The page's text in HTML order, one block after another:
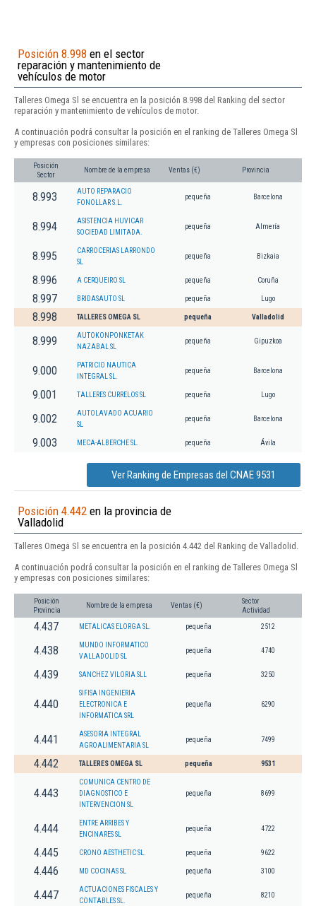
Posición 8.998 en el sector
reparación y mantenimiento de
vehículos de motor
Talleres Omega Sl se encuentra en la posición 8.998 del Ranking del sector
reparación y mantenimiento de vehículos de motor.
A continuación podrá consultar la posición en el ranking de Talleres Omega Sl
y empresas con posiciones similares:
Posición
Sector
Nombre de la empresa Ventas (€) Provincia
8.993
AUTO REPARACIO
FONOLLAR S.L.
pequeña Barcelona
8.994
ASISTENCIA HUVICAR
SOCIEDAD LIMITADA.
pequeña Almería
8.995
CARROCERIAS LARRONDO
SL
pequeña Bizkaia
8.996 A CERQUEIRO SL pequeña Coruña
8.997 BRIDASAUTO SL pequeña Lugo
8.998 TALLERES OMEGA SL pequeña Valladolid
8.999
AUTOKONPONKETAK
NAZABAL SL
pequeña Gipuzkoa
9.000
PATRICIO NAUTICA
INTEGRAL SL.
pequeña Barcelona
9.001 TALLERES CURRELOS SL pequeña Lugo
9.002
AUTOLAVADO ACUARIO
SL
pequeña Barcelona
9.003 MECA-ALBERCHE SL. pequeña Ávila
Ver Ranking de Empresas del CNAE 9531
Posición 4.442 en la provincia de
Valladolid
Talleres Omega Sl se encuentra en la posición 4.442 del Ranking de Valladolid.
A continuación podrá consultar la posición en el ranking de Talleres Omega Sl
y empresas con posiciones similares:
Posición
Provincia
Nombre de la empresa Ventas (€)
Sector
Actividad
4.437 METALICAS ELORGA SL. pequeña 2512
4.438
MUNDO INFORMATICO
VALLADOLID SL
pequeña 4740
4.439 SANCHEZ VILORIA SLL pequeña 3250
4.440
SIFISA INGENIERIA
ELECTRONICA E
INFORMATICA SRL
pequeña 6290
4.441
ASESORIA INTEGRAL
AGROALIMENTARIA SL
pequeña 7499
4.442 TALLERES OMEGA SL pequeña 9531
4.443
COMUNICA CENTRO DE
DIAGNOSTICO E
INTERVENCION SL
pequeña 8699
4.444
ENTRE ARRIBES Y
ENCINARES SL
pequeña 4722
4.445 CRONO AESTHETIC SL. pequeña 9622
4.446 MD COCINAS SL pequeña 3100
4.447
ACTUACIONES FISCALES Y
CONTABLES SL.
pequeña 8210